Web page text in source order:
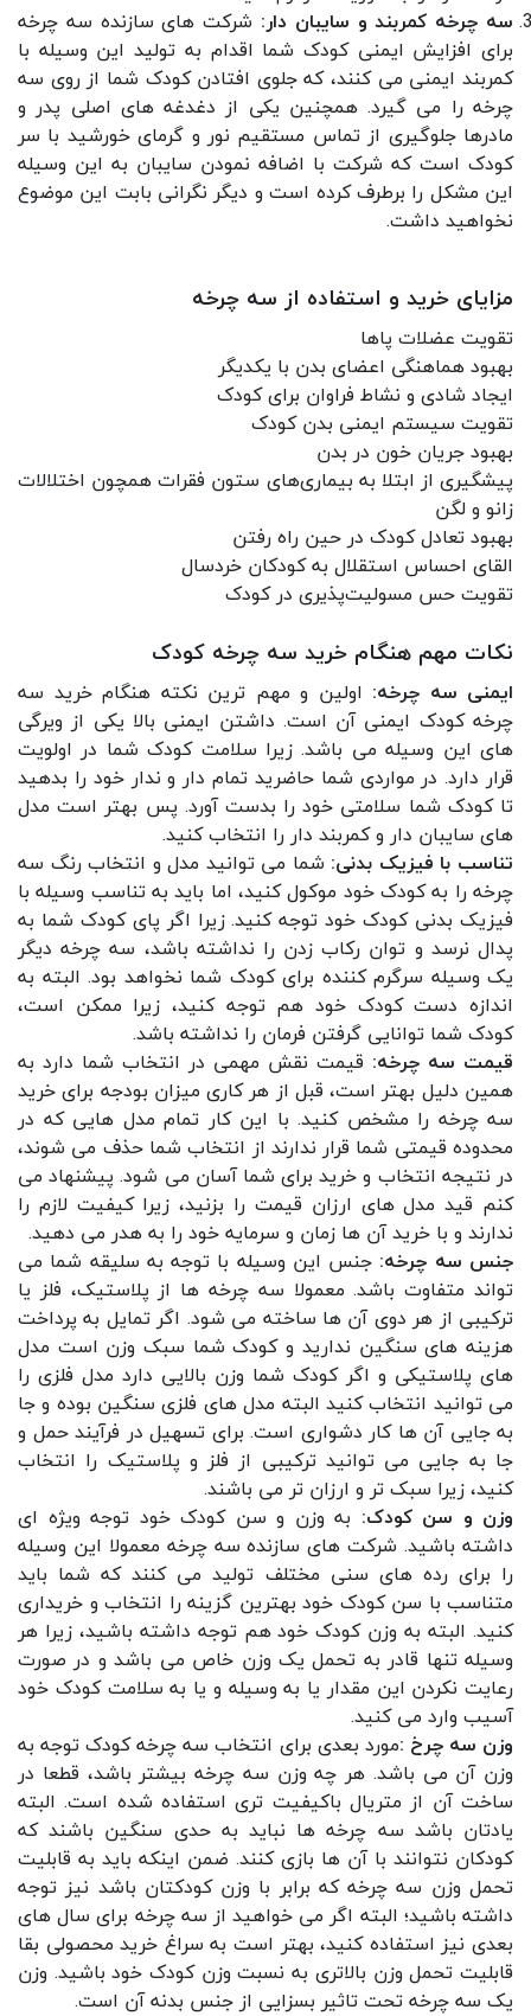
سه چرخه کمربند و سایبان دار: شرکت های سازنده سه چرخه
برای افزایش ایمنی کودک شما اقدام به تولید این وسیله با
کمربند ایمنی می کنند، که جلوی افتادن کودک شما از روی سه
چرخه را می گیرد. همچنین یکی از دغدغه های اصلی پدر و
مادرها جلوگیری از تماس مستقیم نور و گرمای خورشید با سر
کودک است که شرکت با اضافه نمودن سایبان به این وسیله
این مشکل را برطرف کرده است و دیگر نگرانی بابت این موضوع
نخواهید داشت.
مزایای خرید و استفاده از سه چرخه
تقویت عضلات پاها
بهبود هماهنگی اعضای بدن با یکدیگر
ایجاد شادی و نشاط فراوان برای کودک
تقویت سیستم ایمنی بدن کودک
بهبود جریان خون در بدن
پیشگیری از ابتلا به بیماری‌های ستون فقرات همچون اختلالات
زانو و لگن
بهبود تعادل کودک در حین راه رفتن
القای احساس استقلال به کودکان خردسال
تقویت حس مسولیت‌پذیری در کودک
نکات مهم هنگام خرید سه چرخه کودک
ایمنی سه چرخه: اولین و مهم ترین نکته هنگام خرید سه
چرخه کودک ایمنی آن است. داشتن ایمنی بالا یکی از ویرگی
های این وسیله می باشد. زیرا سلامت کودک شما در اولویت
قرار دارد. در مواردی شما حاضرید تمام دار و ندار خود را بدهید
تا کودک شما سلامتی خود را بدست آورد. پس بهتر است مدل
های سایبان دار و کمربند دار را انتخاب کنید.
تناسب با فیزیک بدنی: شما می توانید مدل و انتخاب رنگ سه
چرخه را به کودک خود موکول کنید، اما باید به تناسب وسیله با
فیزیک بدنی کودک خود توجه کنید. زیرا اگر پای کودک شما به
پدال نرسد و توان رکاب زدن را نداشته باشد، سه چرخه دیگر
یک وسیله سرگرم کننده برای کودک شما نخواهد بود. البته به
اندازه دست کودک خود هم توجه کنید، زیرا ممکن است،
کودک شما توانایی گرفتن فرمان را نداشته باشد.
قیمت سه چرخه: قیمت نقش مهمی در انتخاب شما دارد به
همین دلیل بهتر است، قبل از هر کاری میزان بودجه برای خرید
سه چرخه را مشخص کنید. با این کار تمام مدل هایی که در
محدوده قیمتی شما قرار ندارند از انتخاب شما حذف می شوند،
در نتیجه انتخاب و خرید برای شما آسان می شود. پیشنهاد می
کنم قید مدل های ارزان قیمت را بزنید، زیرا کیفیت لازم را
ندارند و با خرید آن ها زمان و سرمایه خود را به هدر می دهید.
جنس سه چرخه: جنس این وسیله با توجه به سلیقه شما می
تواند متفاوت باشد. معمولا سه چرخه ها از پلاستیک، فلز یا
ترکیبی از هر دوی آن ها ساخته می شود. اگر تمایل به پرداخت
هزینه های سنگین ندارید و کودک شما سبک وزن است مدل
های پلاستیکی و اگر کودک شما وزن بالایی دارد مدل فلزی را
می توانید انتخاب کنید البته مدل های فلزی سنگین بوده و جا
به جایی آن ها کار دشواری است. برای تسهیل در فرآیند حمل و
جا به جایی می توانید ترکیبی از فلز و پلاستیک را انتخاب
کنید، زیرا سبک تر و ارزان تر می باشند.
وزن و سن کودک: به وزن و سن کودک خود توجه ویژه ای
داشته باشید. شرکت های سازنده سه چرخه معمولا این وسیله
را برای رده های سنی مختلف تولید می کنند که شما باید
متناسب با سن کودک خود بهترین گزینه را انتخاب و خریداری
کنید. البته به وزن کودک خود هم توجه داشته باشید، زیرا هر
وسیله تنها قادر به تحمل یک وزن خاص می باشد و در صورت
رعایت نکردن این مقدار یا به وسیله و یا به سلامت کودک خود
آسیب وارد می کنید.
وزن سه چرخ :مورد بعدی برای انتخاب سه چرخه کودک توجه به
وزن آن می باشد. هر چه وزن سه چرخه بیشتر باشد، قطعا در
ساخت آن از متریال باکیفیت تری استفاده شده است. البته
یادتان باشد سه چرخه ها نباید به حدی سنگین باشند که
کودکان نتوانند با آن ها بازی کنند. ضمن اینکه باید به قابلیت
تحمل وزن سه چرخه که برابر با وزن کودکتان باشد نیز توجه
داشته باشید؛ البته اگر می خواهید از سه چرخه برای سال های
بعدی نیز استفاده کنید، بهتر است به سراغ خرید محصولی بقا
قابلیت تحمل وزن بالاتری به نسبت وزن کودک خود باشید. وزن
یک سه چرخه تحت تاثیر بسزایی از جنس بدنه آن است.